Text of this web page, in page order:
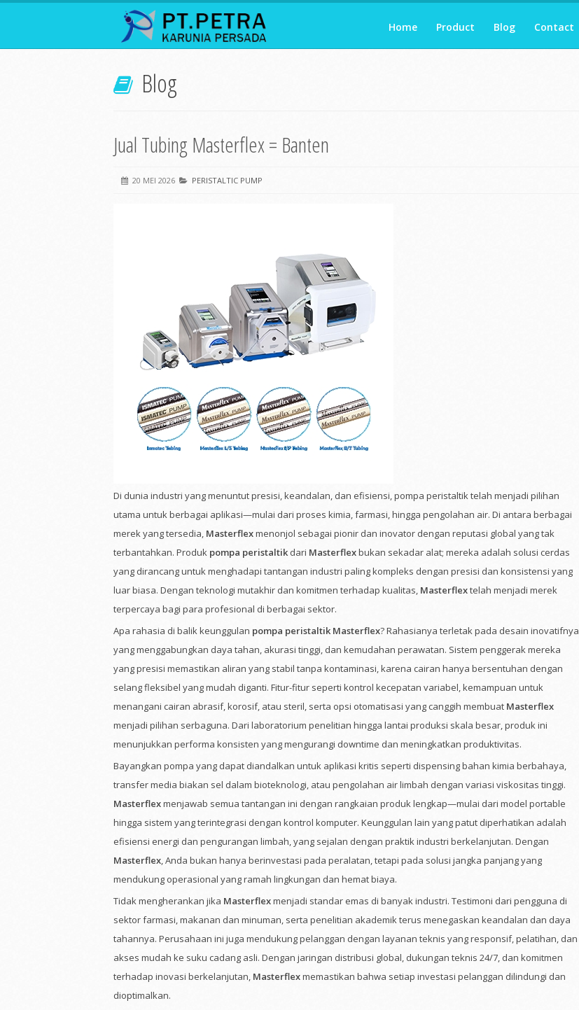
Home Product Blog Contact
Blog
Jual Tubing Masterflex = Banten
20 MEI 2026 PERISTALTIC PUMP
Di dunia industri yang menuntut presisi, keandalan, dan efisiensi, pompa peristaltik telah menjadi pilihan
utama untuk berbagai aplikasi—mulai dari proses kimia, farmasi, hingga pengolahan air. Di antara berbagai
merek yang tersedia, Masterflexmenonjol sebagai pionir dan inovator dengan reputasi global yang tak
terbantahkan. Produk pompa peristaltik dari Masterflexbukan sekadar alat; mereka adalah solusi cerdas
yang dirancang untuk menghadapi tantangan industri paling kompleks dengan presisi dan konsistensi yang
luar biasa. Dengan teknologi mutakhir dan komitmen terhadap kualitas, Masterflextelah menjadi merek
terpercaya bagi para profesional di berbagai sektor.
Apa rahasia di balik keunggulan pompa peristaltik Masterflex? Rahasianya terletak pada desain inovatifnya
yang menggabungkan daya tahan, akurasi tinggi, dan kemudahan perawatan. Sistem penggerak mereka
yang presisi memastikan aliran yang stabil tanpa kontaminasi, karena cairan hanya bersentuhan dengan
selang fleksibel yang mudah diganti. Fitur-fitur seperti kontrol kecepatan variabel, kemampuan untuk
menangani cairan abrasif, korosif, atau steril, serta opsi otomatisasi yang canggih membuat Masterflex
menjadi pilihan serbaguna. Dari laboratorium penelitian hingga lantai produksi skala besar, produk ini
menunjukkan performa konsisten yang mengurangi downtime dan meningkatkan produktivitas.
Bayangkan pompa yang dapat diandalkan untuk aplikasi kritis seperti dispensing bahan kimia berbahaya,
transfer media biakan sel dalam bioteknologi, atau pengolahan air limbah dengan variasi viskositas tinggi.
Masterflexmenjawab semua tantangan ini dengan rangkaian produk lengkap—mulai dari model portable
hingga sistem yang terintegrasi dengan kontrol komputer. Keunggulan lain yang patut diperhatikan adalah
efisiensi energi dan pengurangan limbah, yang sejalan dengan praktik industri berkelanjutan. Dengan
Masterflex, Anda bukan hanya berinvestasi pada peralatan, tetapi pada solusi jangka panjang yang
mendukung operasional yang ramah lingkungan dan hemat biaya.
Tidak mengherankan jika Masterflexmenjadi standar emas di banyak industri. Testimoni dari pengguna di
sektor farmasi, makanan dan minuman, serta penelitian akademik terus menegaskan keandalan dan daya
tahannya. Perusahaan ini juga mendukung pelanggan dengan layanan teknis yang responsif, pelatihan, dan
akses mudah ke suku cadang asli. Dengan jaringan distribusi global, dukungan teknis 24/7, dan komitmen
terhadap inovasi berkelanjutan, Masterflexmemastikan bahwa setiap investasi pelanggan dilindungi dan
dioptimalkan.